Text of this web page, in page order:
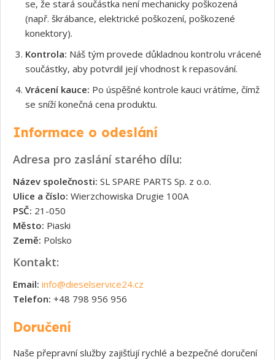
se, že stará součástka není mechanicky poškozená
(např. škrábance, elektrické poškození, poškozené
konektory).
Kontrola: Náš tým provede důkladnou kontrolu vrácené
součástky, aby potvrdil její vhodnost k repasování.
Vrácení kauce: Po úspěšné kontrole kauci vrátíme, čímž
se sníží konečná cena produktu.
Informace o odeslání
Adresa pro zaslání starého dílu:
Název společnosti: SL SPARE PARTS Sp. z o.o.
Ulice a číslo: Wierzchowiska Drugie 100A
PSČ: 21-050
Město: Piaski
Země: Polsko
Kontakt:
Email: info@dieselservice24.cz
Telefon: +48 798 956 956
Doručení
Naše přepravní služby zajišťují rychlé a bezpečné doručení